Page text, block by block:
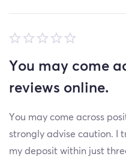
You may come
reviews online.
You may come across
strongly advise caution. I
my deposit within just